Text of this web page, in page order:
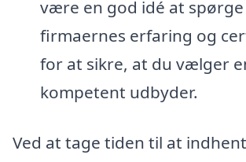
være en god idé at
firmaernes erfaring og
for at sikre, at du vælger
kompetent udbyder.
Ved at tage tiden til at